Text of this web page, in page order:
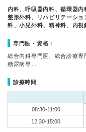
内科、呼吸器内科、循環器内
整形外科、リハビリテーシ
科、小児外科、精神科、内
専門医・資格：
総合内科専門医、総合診療専
糖尿病専…
診療時間
08:30-11:00
12:30-15:00